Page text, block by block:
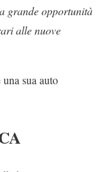
grande opportunità
alle nuove
sua auto